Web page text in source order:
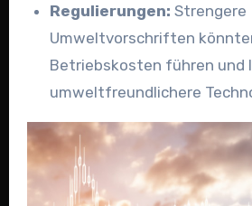
Regulierungen: Strengere
Umweltvorschriften
Betriebskosten führen und
umweltfreundlichere